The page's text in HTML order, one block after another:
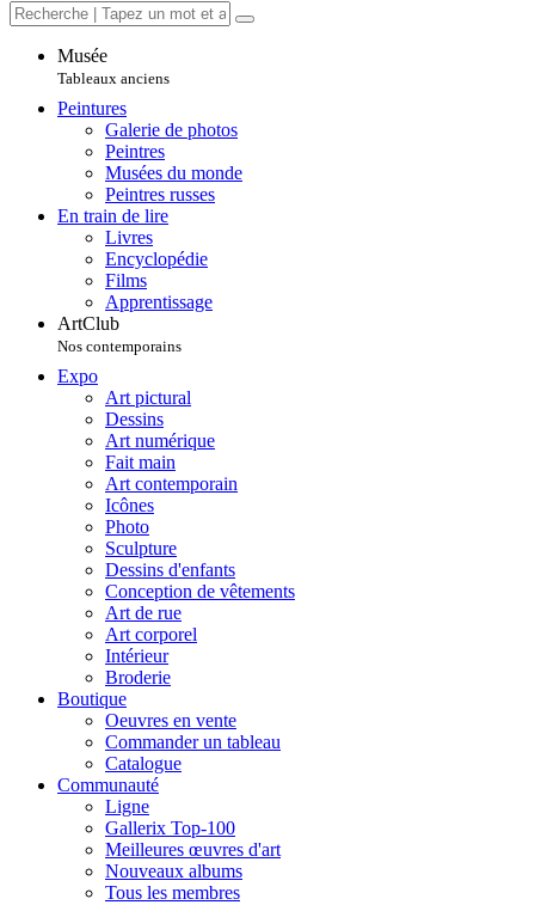
Musée
Tableaux anciens
Peintures
Galerie de photos
Peintres
Musées du monde
Peintres russes
En train de lire
Livres
Encyclopédie
Films
Apprentissage
ArtClub
Nos contemporains
Expo
Art pictural
Dessins
Art numérique
Fait main
Art contemporain
Icônes
Photo
Sculpture
Dessins d'enfants
Conception de vêtements
Art de rue
Art corporel
Intérieur
Broderie
Boutique
Oeuvres en vente
Commander un tableau
Catalogue
Communauté
Ligne
Gallerix Top-100
Meilleures œuvres d'art
Nouveaux albums
Tous les membres